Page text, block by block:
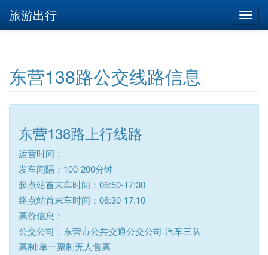
旅游出行
东营138路公交线路信息
东营138路上行线路
运营时间：
发车间隔：100-200分钟
起点站首末车时间：06:50-17:30
终点站首末车时间：06:30-17:10
票价信息：
公交公司：东营市公共交通公交公司-汽车三队
票制:单一票制无人售票